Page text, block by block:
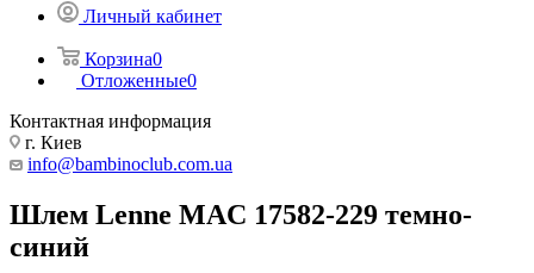
Личный кабинет
Корзина0
Отложенные0
Контактная информация
г. Киев
info@bambinoclub.com.ua
Шлем Lenne MAC 17582-229 темно-
синий